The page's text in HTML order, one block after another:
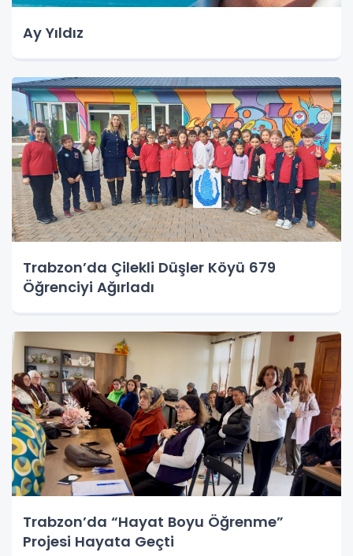
Ay Yıldız
Trabzon’da Çilekli Düşler Köyü 679
Öğrenciyi Ağırladı
Trabzon’da “Hayat Boyu Öğrenme”
Projesi Hayata Geçti